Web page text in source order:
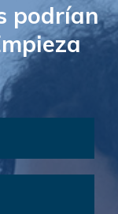
podrían